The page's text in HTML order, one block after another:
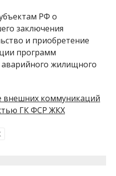
РФ о
заключения
и приобретение
программ
аварийного жилищного
внешних коммуникаций
ГК ФСР ЖКХ